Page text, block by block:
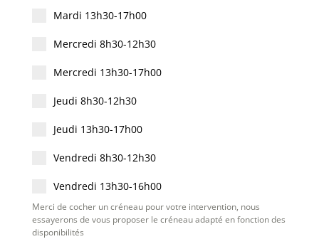
Mardi 13h30-17h00
Mercredi 8h30-12h30
Mercredi 13h30-17h00
Jeudi 8h30-12h30
Jeudi 13h30-17h00
Vendredi 8h30-12h30
Vendredi 13h30-16h00
Merci de cocher un créneau pour votre intervention, nous
essayerons de vous proposer le créneau adapté en fonction des
disponibilités